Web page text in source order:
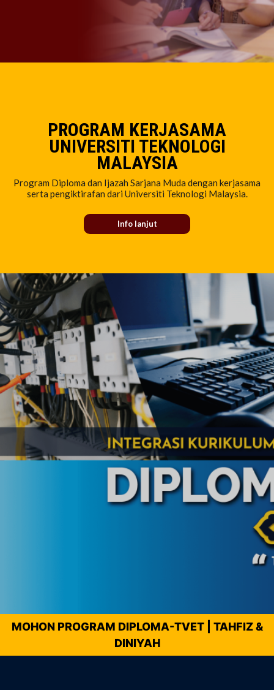
PROGRAM KERJASAMA
UNIVERSITI TEKNOLOGI
MALAYSIA
Program Diploma dan Ijazah Sarjana Muda dengan kerjasama
serta pengiktirafan dari Universiti Teknologi Malaysia.
Info lanjut
MOHON PROGRAM DIPLOMA-TVET | TAHFIZ &
DINIYAH